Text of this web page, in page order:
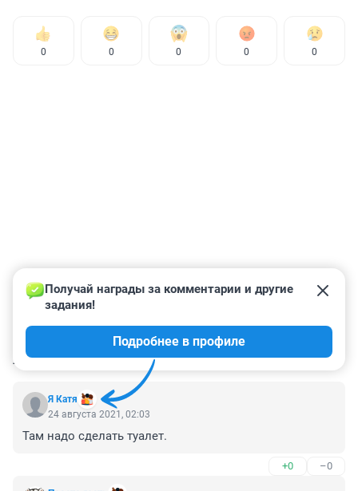
0 0 0 0 0
КОММЕНТАРИИ 59
Я Катя
Получай награды за комментарии и другие
задания!
Подробнее в профиле
24 августа 2021, 02:03
Там надо сделать туалет.
+0 –0